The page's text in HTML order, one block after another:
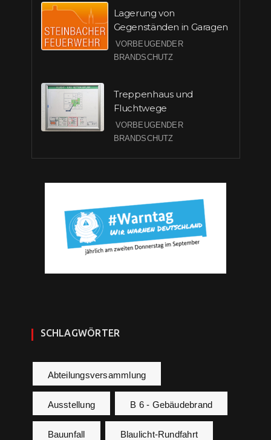
Lagerung von
Gegenständen in Garagen
VORBEUGENDER
BRANDSCHUTZ
Treppenhaus und
Fluchtwege
VORBEUGENDER
BRANDSCHUTZ
SCHLAGWÖRTER
Abteilungsversammlung
Ausstellung B 6 - Gebäudebrand
Bauunfall Blaulicht-Rundfahrt